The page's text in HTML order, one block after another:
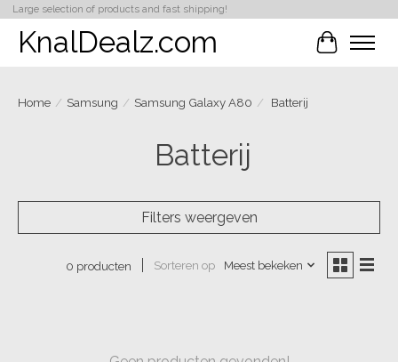
Large selection of products and fast shipping!
KnalDealz.com
Home / Samsung / Samsung Galaxy A80 / Batterij
Batterij
Filters weergeven
0 producten Sorteren op Meest bekeken